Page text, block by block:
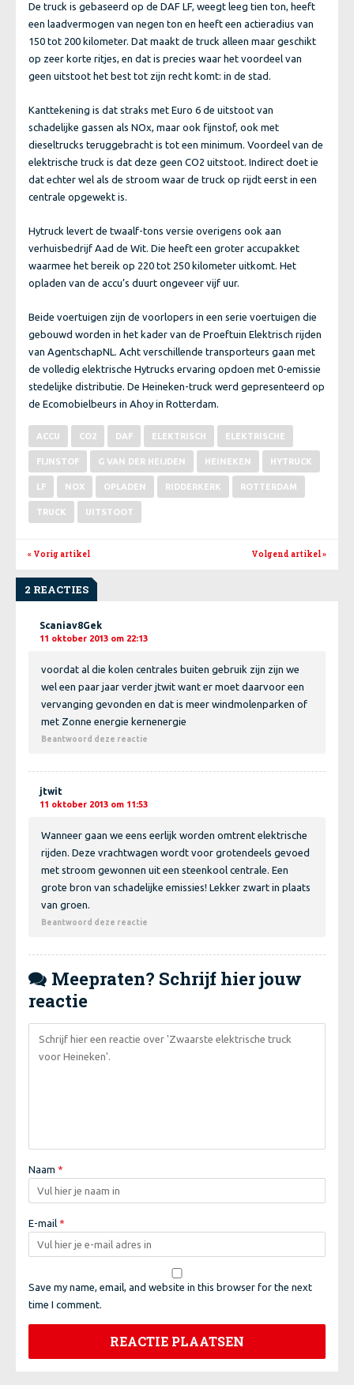
De truck is gebaseerd op de DAF LF, weegt leeg tien ton, heeft
een laadvermogen van negen ton en heeft een actieradius van
150 tot 200 kilometer. Dat maakt de truck alleen maar geschikt
op zeer korte ritjes, en dat is precies waar het voordeel van
geen uitstoot het best tot zijn recht komt: in de stad.
Kanttekening is dat straks met Euro 6 de uitstoot van
schadelijke gassen als NOx, maar ook fijnstof, ook met
dieseltrucks teruggebracht is tot een minimum. Voordeel van de
elektrische truck is dat deze geen CO2 uitstoot. Indirect doet ie
dat echter wel als de stroom waar de truck op rijdt eerst in een
centrale opgewekt is.
Hytruck levert de twaalf-tons versie overigens ook aan
verhuisbedrijf Aad de Wit. Die heeft een groter accupakket
waarmee het bereik op 220 tot 250 kilometer uitkomt. Het
opladen van de accu’s duurt ongeveer vijf uur.
Beide voertuigen zijn de voorlopers in een serie voertuigen die
gebouwd worden in het kader van de Proeftuin Elektrisch rijden
van AgentschapNL. Acht verschillende transporteurs gaan met
de volledig elektrische Hytrucks ervaring opdoen met 0-emissie
stedelijke distributie. De Heineken-truck werd gepresenteerd op
de Ecomobielbeurs in Ahoy in Rotterdam.
ACCU CO2 DAF ELEKTRISCH ELEKTRISCHE
FIJNSTOF G VAN DER HEIJDEN HEINEKEN HYTRUCK
LF NOX OPLADEN RIDDERKERK ROTTERDAM
TRUCK UITSTOOT
« Vorig artikel Volgend artikel »
2 REACTIES
Scaniav8Gek
11 oktober 2013 om 22:13
voordat al die kolen centrales buiten gebruik zijn zijn we
wel een paar jaar verder jtwit want er moet daarvoor een
vervanging gevonden en dat is meer windmolenparken of
met Zonne energie kernenergie
Beantwoord deze reactie
jtwit
11 oktober 2013 om 11:53
Wanneer gaan we eens eerlijk worden omtrent elektrische
rijden. Deze vrachtwagen wordt voor grotendeels gevoed
met stroom gewonnen uit een steenkool centrale. Een
grote bron van schadelijke emissies! Lekker zwart in plaats
van groen.
Beantwoord deze reactie
 Meepraten? Schrijf hier jouw
reactie
Naam *
E-mail *
Save my name, email, and website in this browser for the next
time I comment.